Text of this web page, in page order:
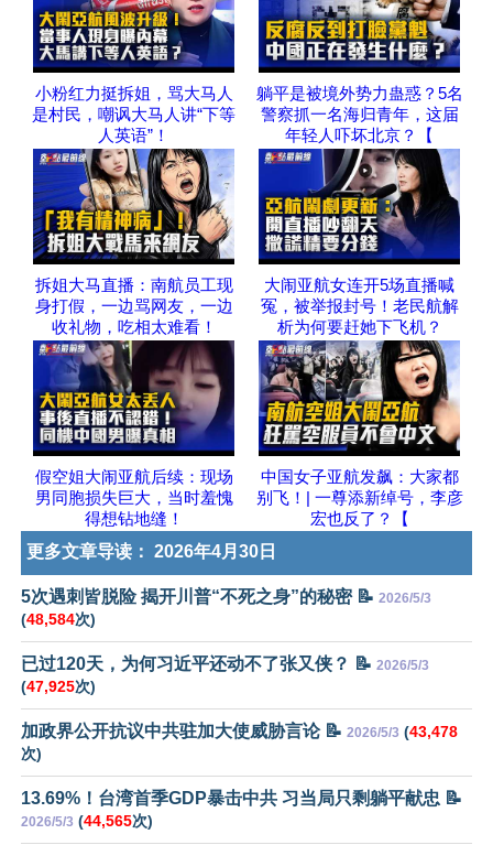
小粉红力挺拆姐，骂大马人
是村民，嘲讽大马人讲“下等
人英语”！
躺平是被境外势力蛊惑？5名
警察抓一名海归青年，这届
年轻人吓坏北京？【
拆姐大马直播：南航员工现
身打假，一边骂网友，一边
收礼物，吃相太难看！
大闹亚航女连开5场直播喊
冤，被举报封号！老民航解
析为何要赶她下飞机？
假空姐大闹亚航后续：现场
男同胞损失巨大，当时羞愧
得想钻地缝！
中国女子亚航发飙：大家都
别飞！| 一尊添新绰号，李彦
宏也反了？【
更多文章导读： 2026年4月30日
5次遇刺皆脱险 揭开川普“不死之身”的秘密 📝 2026/5/3
(48,584次)
已过120天，为何习近平还动不了张又侠？ 📝 2026/5/3
(47,925次)
加政界公开抗议中共驻加大使威胁言论 📝 2026/5/3 (43,478
次)
13.69%！台湾首季GDP暴击中共 习当局只剩躺平献忠 📝
2026/5/3 (44,565次)